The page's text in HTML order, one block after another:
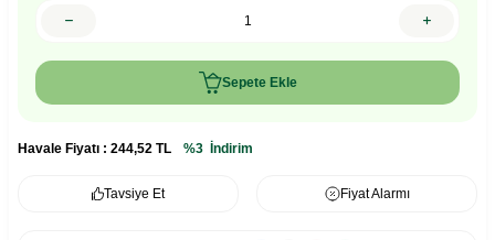
Sepete Ekle
Havale Fiyatı : 244,52 TL %3 İndirim
Tavsiye Et Fiyat Alarmı